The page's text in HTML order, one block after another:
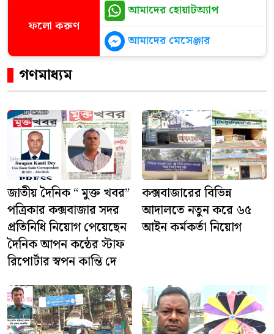
ফলো করুণ
আমাদের হোয়াটঅ্যাপ
আমাদের মেসেঞ্জার
গণমাধ্যম
জাতীয় দৈনিক “ মুক্ত খবর”
পত্রিকার কক্সবাজার সদর
প্রতিনিধি নিয়োগ পেয়েছেন
দৈনিক আপন কন্ঠের স্টাফ
রিপোর্টার স্বপন কান্তি দে
কক্সবাজারের বিভিন্ন
আদালতে নতুন করে ৬৫
আইন কর্মকর্তা নিয়োগ